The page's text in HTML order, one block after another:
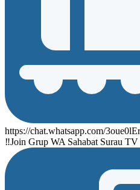
https://chat.whatsapp.com/
‼Join Grup WA Sahabat Surau